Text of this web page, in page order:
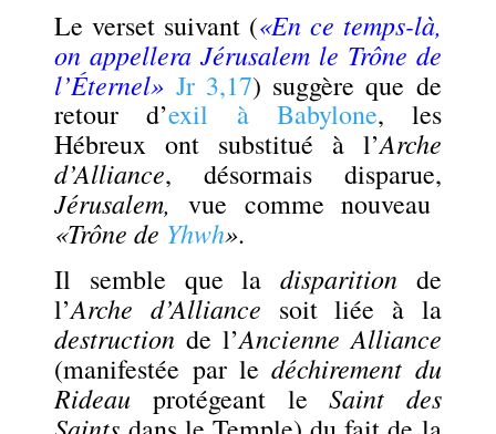
Le verset suivant («En ce temps-là,
on appellera Jérusalem le Trône de
l’Éternel» Jr 3,17) suggère que de
retour d’exil à Babylone, les
Hébreux ont substitué à l’Arche
d’Alliance, désormais disparue,
Jérusalem, vue comme nouveau
«Trône de Yhwh».
Il semble que la disparitionde
l’Arche d’Alliance soit liée à la
destruction de l’Ancienne Alliance
(manifestée par ledéchirement du
Rideau protégeant leSaint des